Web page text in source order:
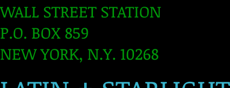
WALL STREET STATION
P.O. BOX 859
NEW YORK, N.Y. 10268